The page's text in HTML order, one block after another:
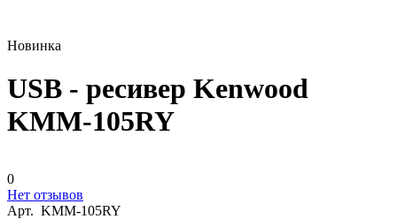
Новинка
USB - ресивер Kenwood
KMM-105RY
0
Нет отзывов
Арт. KMM-105RY